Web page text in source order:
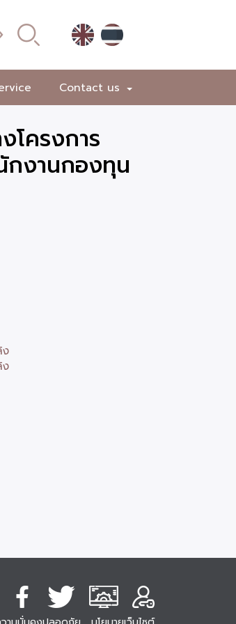
+
Contact us
โครงการ
กงานกองทุน
ง
ง